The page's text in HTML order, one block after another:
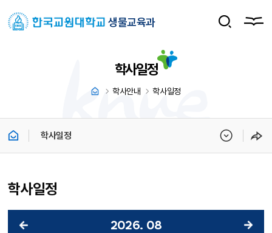
생물교육과
학사일정
학사안내 학사일정
학사일정
학사일정
2026. 08